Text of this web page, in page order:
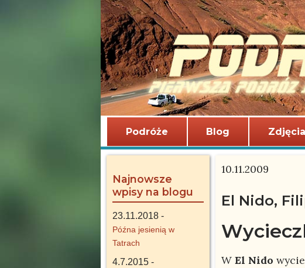
Podróże Blog Zdjęcia
Najnowsze
wpisy na blogu
23.11.2018 -
Późna jesienią w
Tatrach
4.7.2015 -
10.11.2009
El Nido,
WEl Nido